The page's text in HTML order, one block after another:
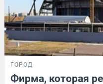
ГОРОД
Фирма, которая